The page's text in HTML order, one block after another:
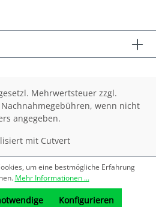
Mehrwertsteuer zzgl.
wenn nicht
angegeben.
mit Cutvert
um eine bestmögliche Erfahrung
Mehr Informationen ...
Konfigurieren